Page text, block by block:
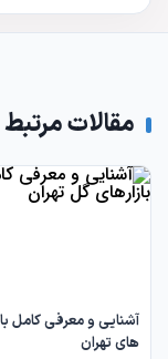
مقالات مرتبط
آشنایی و معرفی کامل
های تهران